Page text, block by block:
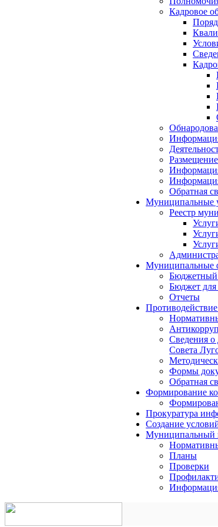
Кадровое
Обратная
Муниципальные
Реестр
Муниципальные
Бюджетный
Бюджет для
Отчеты
Сведения о
Совета
Формы
Обратная
Формирование
Прокуратура
Создание
Муниципальный
Планы
Проверки